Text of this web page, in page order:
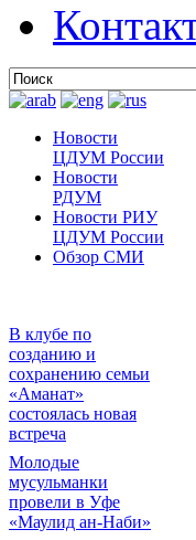
Новости
ЦДУМ России
Новости
РДУМ
Новости РИУ
ЦДУМ России
Обзор СМИ
В клубе по
созданию и
сохранению семьи
«Аманат»
состоялась новая
встреча
Молодые
мусульманки
провели в Уфе
«Маулид ан-Наби»